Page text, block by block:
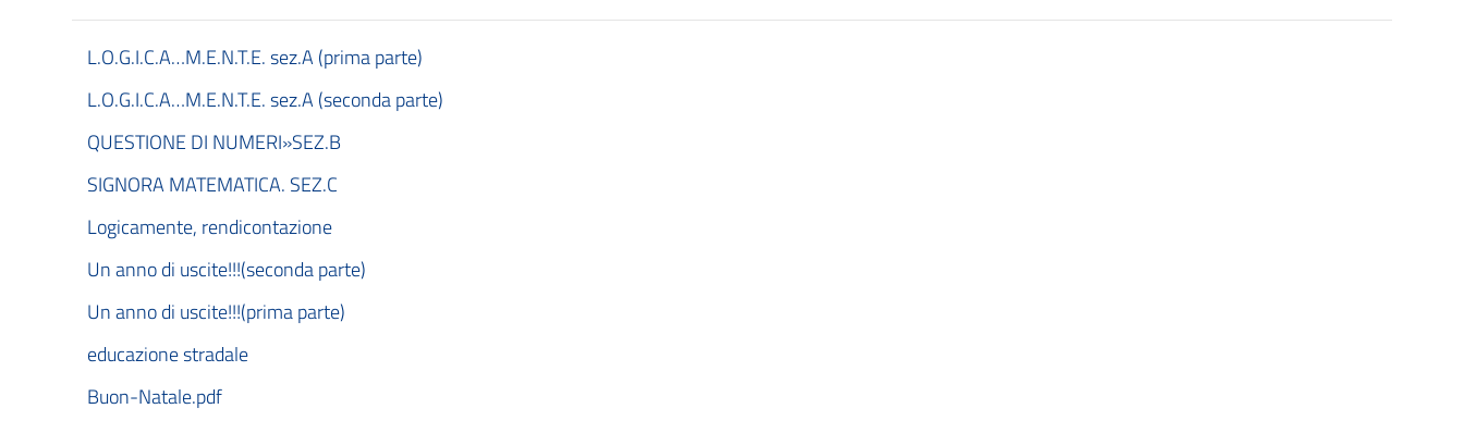
L.O.G.I.C.A…M.E.N.T.E. sez.A (prima parte)
L.O.G.I.C.A…M.E.N.T.E. sez.A (seconda parte)
QUESTIONE DI NUMERI»SEZ.B
SIGNORA MATEMATICA. SEZ.C
Logicamente, rendicontazione
Un anno di uscite!!!(seconda parte)
Un anno di uscite!!!(prima parte)
educazione stradale
Buon-Natale.pdf